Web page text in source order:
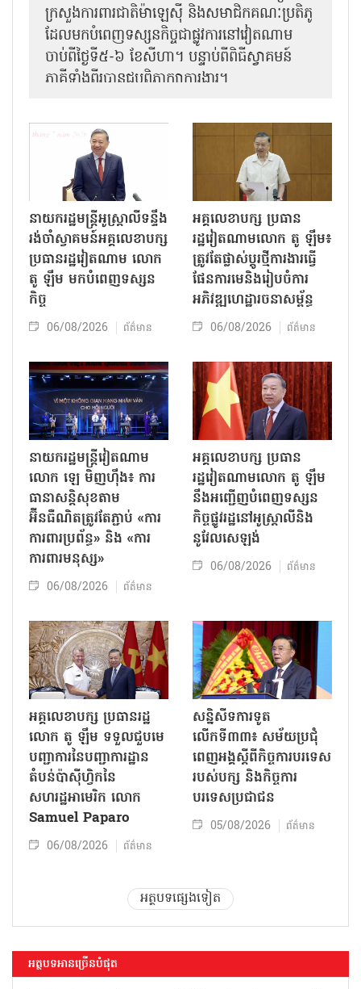
ក្រសួងការពារជាតិម៉ាឡេស៊ី និងសមាជិកគណៈប្រតិភូ
ដែលមកបំពេញទស្សនកិច្ចជាផ្លូវការនៅវៀតណាម
ចាប់ពីថ្ងៃទី៥-៦ ខែសីហា។ បន្ទាប់ពីពិធីស្វាគមន៍
ភាគីទាំងពីរបានជួបពិភាក្សាការងារ​។
នាយករដ្ឋមន្ត្រីអូស្ត្រាលីទន្ទឹង
រង់ចាំស្វាគមន៍អគ្គលេខាបក្ស
ប្រធានរដ្ឋវៀតណាម លោក
តូ ឡឹម មកបំពេញទស្សន
កិច្ច
06/08/2026 ព័ត៌មាន
អគ្គលេខាបក្ស ប្រធាន
រដ្ឋវៀតណាមលោក តូ ឡឹម៖
ត្រូវតែផ្លាស់ប្ដូរថ្មីការងារធ្វើ
ផែនការមេនិងរៀបចំការ
អភិវឌ្ឍហេដ្ឋារចនាសម្ព័ន្ធ
06/08/2026 ព័ត៌មាន
នាយករដ្ឋមន្ត្រីវៀតណាម
លោក ឡេ មិញហ៊ឹង៖ ការ
ធានាសន្តិសុខតាម
អ៊ីនធឺណិតត្រូវតែភ្ជាប់ «ការ
ការពារប្រព័ន្ធ» និង «ការ
ការពារមនុស្ស»
06/08/2026 ព័ត៌មាន
អគ្គលេខាបក្ស ប្រធាន
រដ្ឋវៀតណាមលោក តូ ឡឹម
នឹងអញ្ជើញបំពេញទស្សន
កិច្ចផ្លូវរដ្ឋនៅអូស្ត្រាលីនិង
នូវែលសេឡង់
06/08/2026 ព័ត៌មាន
អគ្គលេខាបក្ស ប្រធានរដ្ឋ
លោក តូ ឡឹម ទទួលជួបមេ
បញ្ជាការនៃបញ្ជាការដ្ឋាន
តំបន់ប៉ាស៊ីហ្វិកនៃ
សហរដ្ឋអាមេរិក លោក
Samuel Paparo
06/08/2026 ព័ត៌មាន
សន្និសីទការទូត
លើកទី៣៣៖ សម័យប្រជុំ
ពេញអង្គស្តីពីកិច្ច​ការបរទេស
របស់​បក្ស និងកិច្ច​ការ
បរទេសប្រជាជន
05/08/2026 ព័ត៌មាន
អត្ថបទផ្សេងទៀត
អត្ថបទអានច្រើនបំផុត